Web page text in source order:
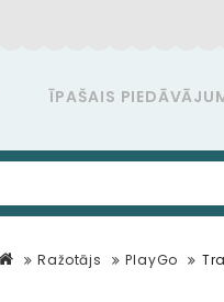
ĪPAŠAIS
Ražotājs PlayGo